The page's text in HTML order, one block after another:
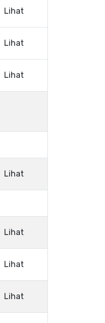
Lihat
Lihat
Lihat
Lihat
Lihat
Lihat
Lihat